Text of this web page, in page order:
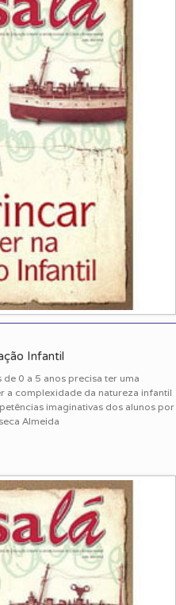
Infantil
0 a 5 anos precisa ter uma
a complexidade da natureza infantil
imaginativas dos alunos por
Almeida